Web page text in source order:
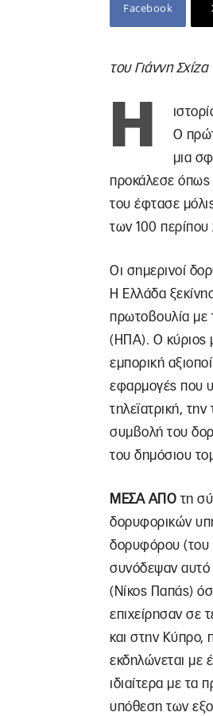
Facebook
του Γιάννη Σχίζα
Η
Ο
μια
προκάλεσε όπως
του έφτασε
των 100 περίπου
Οι σημερινοί
Η Ελλάδα
πρωτοβουλία με
(ΗΠΑ). Ο κύριος
εμπορική
εφαρμογές που
τηλεϊατρική,
συμβολή του
του δημόσιου
ΜΕΣΑ ΑΠΟ τη
δορυφορικών
δορυφόρου (του
συνόδεψαν αυτό
(Νίκος Παπάς)
επιχείρησαν σε
και στην Κύπρο,
εκδηλώνεται με
ιδιαίτερα με τα
υπόθεση των